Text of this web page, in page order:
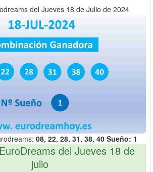
del Jueves 18 de Julio de 2024
08, 22, 28, 31, 38, 40 Sueño: 1
del Jueves 18 de
julio